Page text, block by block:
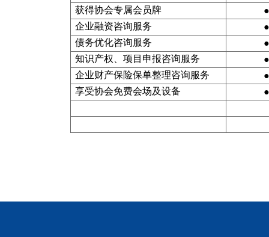
获得协会专属会员牌
●
企业融资咨询服务
●
债务优化咨询服务
●
知识产权、项目申报咨询服务
●
企业财产保险保单整理咨询服务
●
享受协会免费会场及设备
●